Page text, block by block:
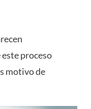
proceso
motivo de